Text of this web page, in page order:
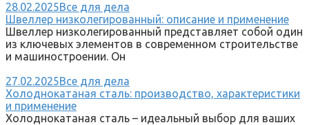
28.02.2025Все для дела
Швеллер низколегированный: описание и применение
Швеллер низколегированный представляет собой один
из ключевых элементов в современном строительстве
и машиностроении. Он
27.02.2025Все для дела
Холоднокатаная сталь: производство, характеристики
и применение
Холоднокатаная сталь – идеальный выбор для ваших